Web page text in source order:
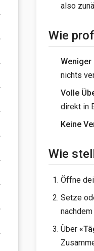
also
Wie
nichts
Volle
direkt in
Keine
Wie
Öffne
Setze
Über